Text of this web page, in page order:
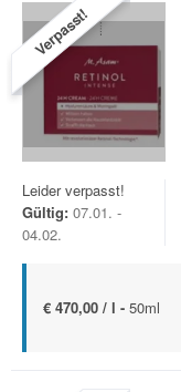
Verpasst!
Leider verpasst!
Gültig: 07.01. -
04.02.
€ 470,00 / l - 50ml